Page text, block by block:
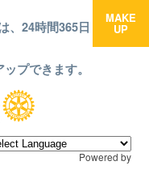
、24時間365日
プできます。
MAKE
UP
Powered by